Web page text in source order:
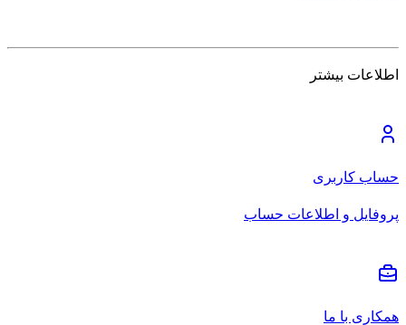
اطلاعات بیشتر
حساب کاربری
پروفایل و اطلاعات حساب
همکاری با ما